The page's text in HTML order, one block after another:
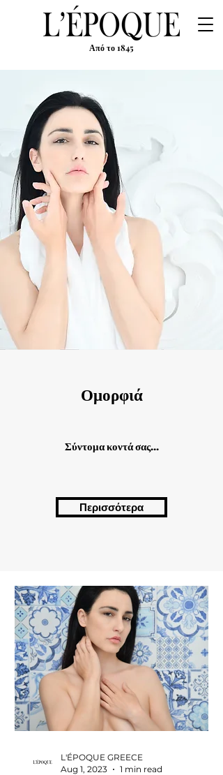
Από το 1845
Ομορφιά
Σύντομα κοντά σας...
Περισσότερα
L'ÉPOQUE GREECE
Aug 1, 2023
1 min read